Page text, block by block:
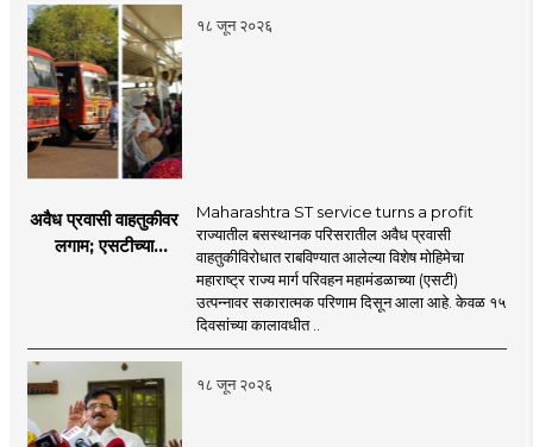
१८ जून २०२६
अवैध प्रवासी वाहतुकीवर
लगाम; एसटीच्या
Maharashtra ST service turns a profit
राज्यातील बसस्थानक परिसरातील अवैध प्रवासी
वाहतुकीविरोधात राबविण्यात आलेल्या विशेष मोहिमेचा
महाराष्ट्र राज्य मार्ग परिवहन महामंडळाच्या (एसटी)
उत्पन्नावर सकारात्मक परिणाम दिसून आला आहे. केवळ १५
दिवसांच्या कालावधीत ..
१८ जून २०२६